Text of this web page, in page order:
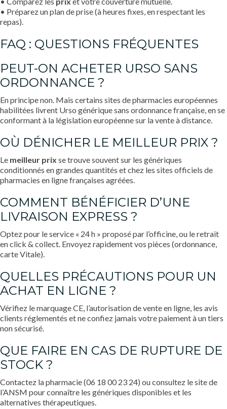
• Préparez un plan de prise (à heures fixes, en respectant les
repas).
FAQ : QUESTIONS FRÉQUENTES
PEUT-ON ACHETER URSO SANS
ORDONNANCE ?
En principe non. Mais certains sites de pharmacies européennes
habilitées livrent Urso générique sans ordonnance française, en se
conformant à la législation européenne sur la vente à distance.
OÙ DÉNICHER LE MEILLEUR PRIX ?
Le meilleur prix se trouve souvent sur les génériques
conditionnés en grandes quantités et chez les sites officiels de
pharmacies en ligne françaises agréées.
COMMENT BÉNÉFICIER D’UNE
LIVRAISON EXPRESS ?
Optez pour le service « 24 h » proposé par l’officine, ou le retrait
en click & collect. Envoyez rapidement vos pièces (ordonnance,
carte Vitale).
QUELLES PRÉCAUTIONS POUR UN
ACHAT EN LIGNE ?
Vérifiez le marquage CE, l’autorisation de vente en ligne, les avis
clients réglementés et ne confiez jamais votre paiement à un tiers
non sécurisé.
QUE FAIRE EN CAS DE RUPTURE DE
STOCK ?
Contactez la pharmacie (06 18 00 23 24) ou consultez le site de
l’ANSM pour connaître les génériques disponibles et les
alternatives thérapeutiques.